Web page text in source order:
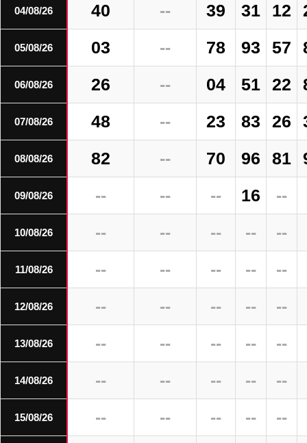
04/08/26 40 -- 39 31 12
05/08/26 03 -- 78 93 57
06/08/26 26 -- 04 51 22
07/08/26 48 -- 23 83 26
08/08/26 82 -- 70 96 81
09/08/26 -- -- -- 16 --
10/08/26 -- -- -- -- --
11/08/26 -- -- -- -- --
12/08/26 -- -- -- -- --
13/08/26 -- -- -- -- --
14/08/26 -- -- -- -- --
15/08/26 -- -- -- -- --